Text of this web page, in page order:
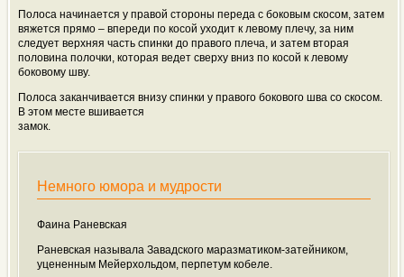
Полоса начинается у правой стороны переда с боковым скосом, затем
вяжется прямо – впереди по косой уходит к левому плечу, за ним
следует верхняя часть спинки до правого плеча, и затем вторая
половина полочки, которая ведет сверху вниз по косой к левому
боковому шву.
Полоса заканчивается внизу спинки у правого бокового шва со скосом.
В этом месте вшивается
замок.
Немного юмора и мудрости
Фаина Раневская
Раневская называла Завадского маразматиком-затейником,
уцененным Мейерхольдом, перпетум кобеле.